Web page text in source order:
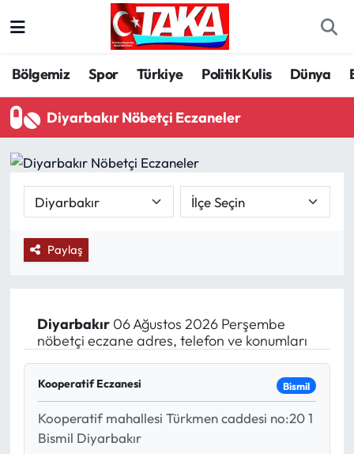
Bölgemiz Spor Türkiye Politik Kulis Dünya
Diyarbakır Nöbetçi Eczaneler
Paylaş
Diyarbakır06 Ağustos 2026 Perşembe
nöbetçi eczane adres, telefon ve konumları
Kooperatif Eczanesi Bismil
Kooperatif mahallesi Türkmen caddesi no:20 1
Bismil Diyarbakır
Spor
Türkiye
Politika
Politik Kulis
Magazin
Mektup Galeri
Röportaj
Trabzon Hava Durumu
Trabzon Trafik Yoğunluk Haritası
Tüm Manşetler
Son Dakika Haberleri